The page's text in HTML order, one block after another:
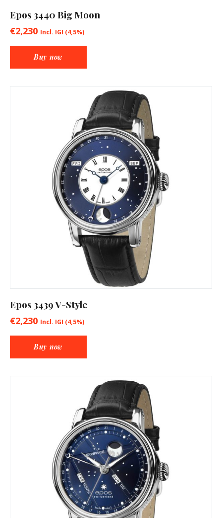
Epos 3440 Big Moon
€2,230 Incl. IGI (4,5%)
Buy now
Epos 3439 V-Style
€2,230 Incl. IGI (4,5%)
Buy now